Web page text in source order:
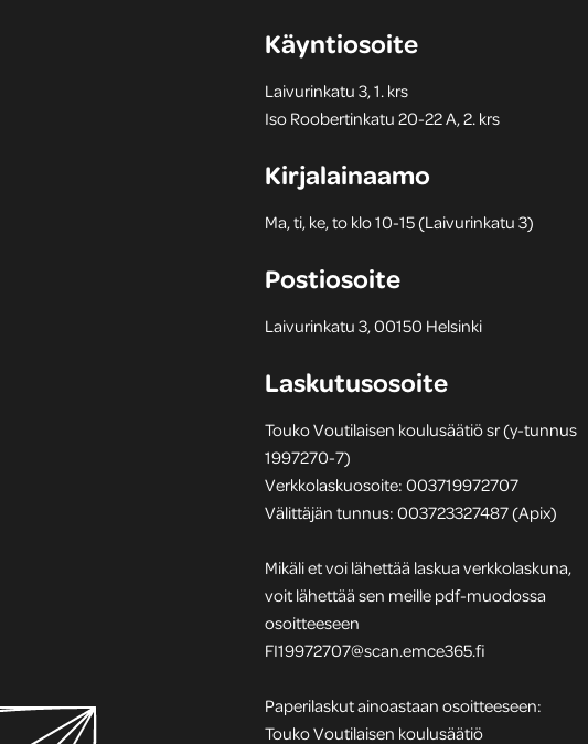
Käyntiosoite
Laivurinkatu 3, 1. krs
Iso Roobertinkatu 20-22 A, 2. krs
Kirjalainaamo
Ma, ti, ke, to klo 10-15 (Laivurinkatu 3)
Postiosoite
Laivurinkatu 3, 00150 Helsinki
Laskutusosoite
Touko Voutilaisen koulusäätiö sr (y-tunnus
1997270-7)
Verkkolaskuosoite: 003719972707
Välittäjän tunnus: 003723327487 (Apix)
Mikäli et voi lähettää laskua verkkolaskuna,
voit lähettää sen meille pdf-muodossa
osoitteeseen
FI19972707@scan.emce365.fi
Paperilaskut ainoastaan osoitteeseen:
Touko Voutilaisen koulusäätiö